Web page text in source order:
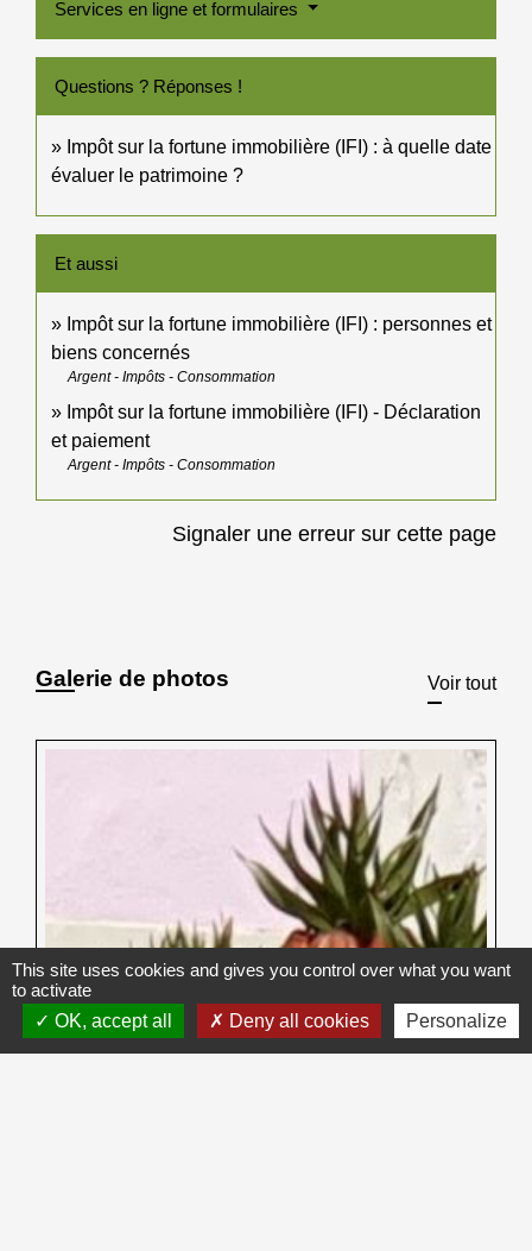
Services en ligne et formulaires
Questions ? Réponses !
Impôt sur la fortune immobilière (IFI) : à quelle date
évaluer le patrimoine ?
Et aussi
Impôt sur la fortune immobilière (IFI) : personnes et
biens concernés
Argent - Impôts - Consommation
Impôt sur la fortune immobilière (IFI) - Déclaration
et paiement
Argent - Impôts - Consommation
Signaler une erreur sur cette page
Galerie de photos Voir tout
This site uses cookies and gives you control over what you want
to activate
OK, accept all
Deny all cookies Personalize